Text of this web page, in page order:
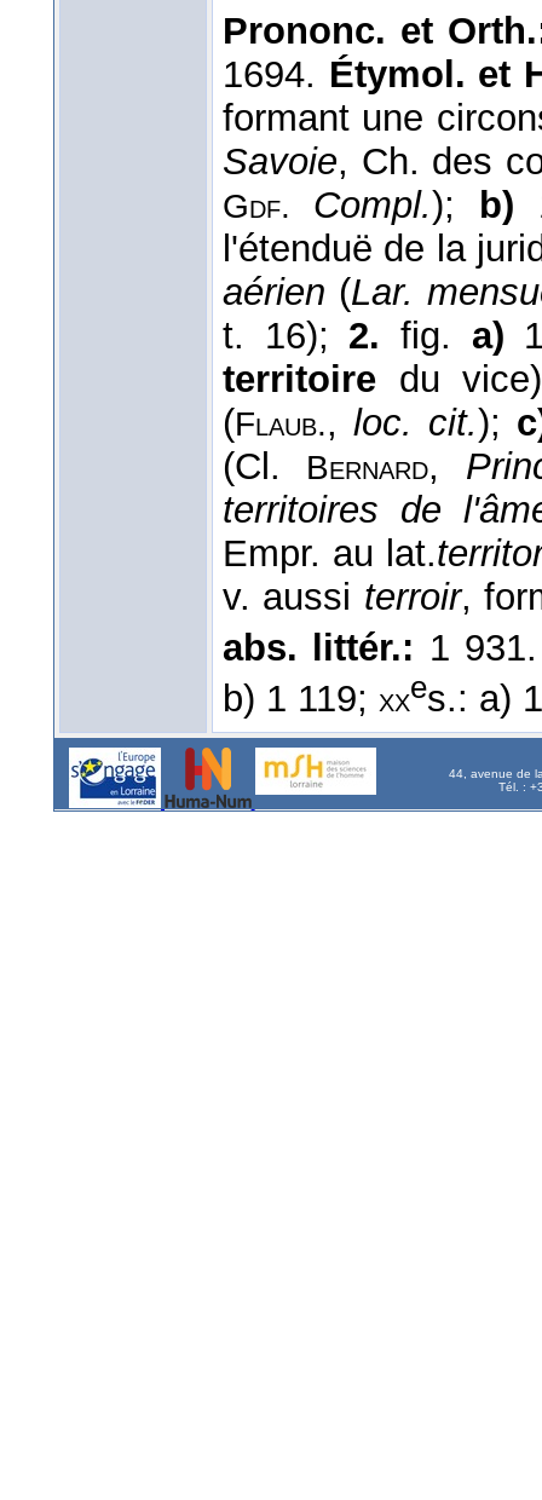
Prononc. et
1694. Étymol. et
formant une
Savoie, Ch. des
Gdf. Compl.); b)
l'étenduë de la
aérien (Lar.
t. 16); 2.fig. a)
territoire du
(Flaub., loc. cit.);
(Cl.
Bernard,
territoires de
Empr. au lat.
v. aussi terroir,
abs. littér.: 1
b) 1 119; xxes.: a)
44, avenue de
Tél. :